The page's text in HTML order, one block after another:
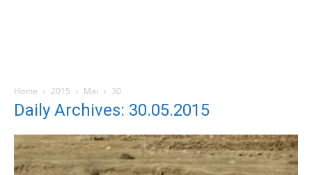
Home 2015 Mai 30
Daily Archives: 30.05.2015